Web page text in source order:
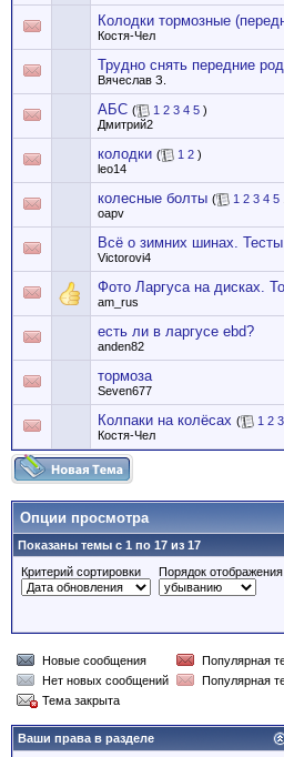
Колодки тормозные
Костя-Чел
Трудно снять передние
Вячеслав З.
АБС ( 1 2 3 4 5 )
Дмитрий2
колодки ( 1 2 )
leo14
колесные болты ( 1 2 3 4 5
oapv
Всё о зимних шинах.
Victorovi4
Фото Ларгуса на дисках.
am_rus
есть ли в ларгусе ebd?
anden82
тормоза
Seven677
Колпаки на колёсах ( 1 2 3
Костя-Чел
Опции просмотра
Показаны темы с 1 по 17 из 17
Критерий сортировки
Порядок отображения
Новые сообщения
Популярная
Нет новых сообщений
Популярная
Тема закрыта
Ваши права в разделе